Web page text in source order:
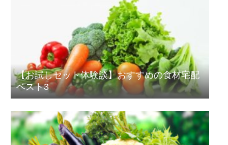
【お試しセット体験談】おすすめの食材宅配
ベスト3